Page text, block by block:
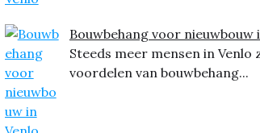
Bouwbehang voor nieuwbouw
Steeds meer mensen in Venlo
voordelen van bouwbehang...